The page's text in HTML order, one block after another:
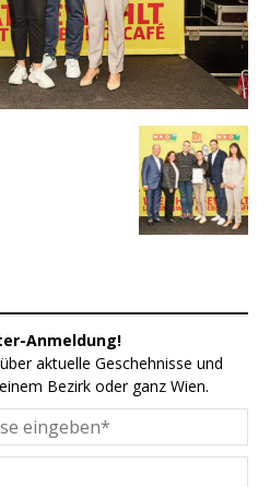
Anmeldung!
aktuelle Geschehnisse und
Bezirk oder ganz Wien.